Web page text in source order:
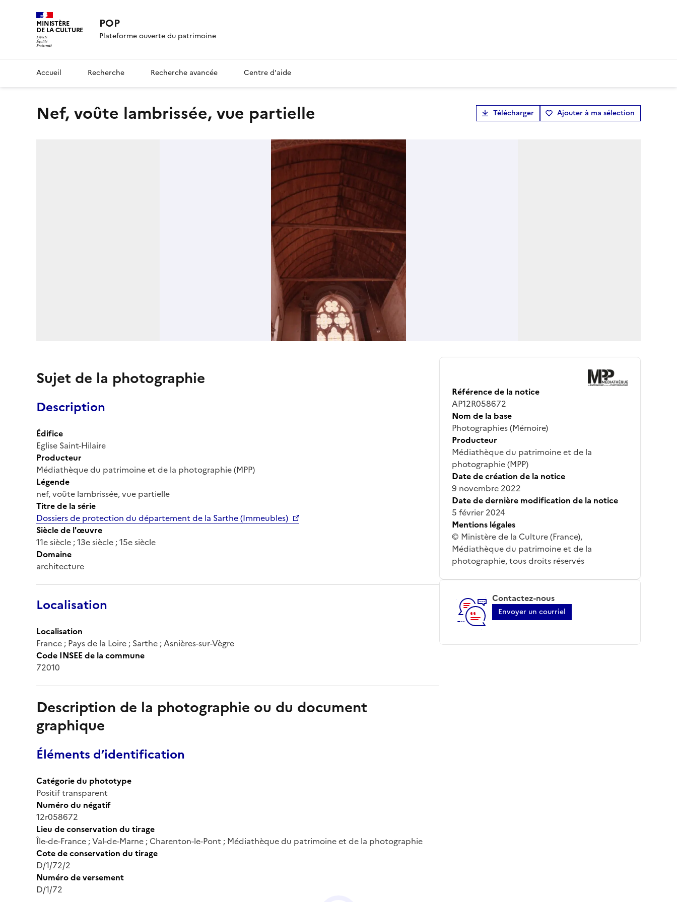
MINISTÈRE
DE LA CULTURE POP
Plateforme ouverte du patrimoine
Accueil Recherche Recherche avancée Centre d'aide
nef, voûte lambrissée, vue partielle Télécharger Ajouter à ma sélection
Sujet de la photographie
Description
Édifice
Eglise Saint-Hilaire
Producteur
Médiathèque du patrimoine et de la photographie (MPP)
Légende
nef, voûte lambrissée, vue partielle
Titre de la série
Dossiers de protection du département de la Sarthe (Immeubles)
Siècle de l'œuvre
11e siècle ; 13e siècle ; 15e siècle
Domaine
architecture
Localisation
Localisation
France ; Pays de la Loire ; Sarthe ; Asnières-sur-Vègre
Code INSEE de la commune
72010
Description de la photographie ou du document
graphique
Éléments d’identification
Catégorie du phototype
Positif transparent
Numéro du négatif
12r058672
Lieu de conservation du tirage
Île-de-France ; Val-de-Marne ; Charenton-le-Pont ; Médiathèque du patrimoine et de la photographie
Cote de conservation du tirage
D/1/72/2
Numéro de versement
D/1/72
Référence de la notice
AP12R058672
Nom de la base
Photographies (Mémoire)
Producteur
Médiathèque du patrimoine et de la
photographie (MPP)
Date de création de la notice
9 novembre 2022
Date de dernière modification de la notice
5 février 2024
Mentions légales
© Ministère de la Culture (France),
Médiathèque du patrimoine et de la
photographie, tous droits réservés
Contactez-nous
Envoyer un courriel